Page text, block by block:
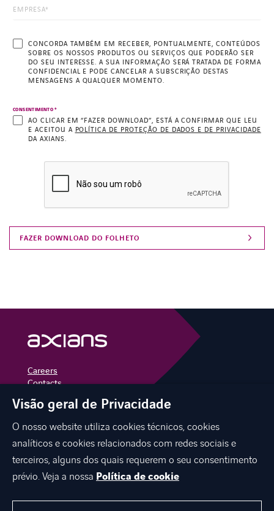
CONCORDA TAMBÉM EM RECEBER, PONTUALMENTE, CONTEÚDOS
SOBRE OS NOSSOS PRODUTOS OU SERVIÇOS QUE PODERÃO SER
DO SEU INTERESSE. A SUA INFORMAÇÃO SERÁ TRATADA DE FORMA
CONFIDENCIAL E PODE CANCELAR A SUBSCRIÇÃO DESTAS
MENSAGENS A QUALQUER MOMENTO.
CONSENTIMENTO *
AO CLICAR EM “FAZER DOWNLOAD”, ESTÁ A CONFIRMAR QUE LEU
E ACEITOU A POLÍTICA DE PROTEÇÃO DE DADOS E DE PRIVACIDADE
DA AXIANS.
Careers
Contacts
linkedin
EXPERTISE
Visão geral de Privacidade
O nosso website utiliza cookies técnicos, cookies
analíticos e cookies relacionados com redes sociais e
terceiros, alguns dos quais requerem o seu consentimento
prévio. Veja a nossa Política de cookie